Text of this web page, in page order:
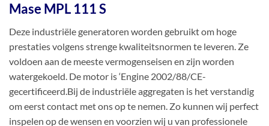
Mase MPL 111 S
Deze industriële generatoren worden gebruikt om hoge
prestaties volgens strenge kwaliteitsnormen te leveren. Ze
voldoen aan de meeste vermogenseisen en zijn worden
watergekoeld. De motor is ‘Engine 2002/88/CE-
gecertificeerd.Bij de industriële aggregaten is het verstandig
om eerst contact met ons op te nemen. Zo kunnen wij perfect
inspelen op de wensen en voorzien wij u van professionele